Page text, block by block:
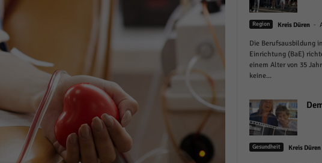
Region Kreis Düren -
Die Berufsausbildung
Einrichtung (BaE)
einem Alter von 35
keine...
Gesundheit Kreis Düren
Cookies und andere Technologien auf unserer Website. Einige von ihnen
während andere uns helfen, diese Website und Ihre Erfahrung zu
Personenbezogene Daten können verarbeitet werden (z. B. IP-Adressen), z.
personalisierte Anzeigen und Inhalte oder Anzeigen- und Inhaltsmessung.
Informationen über die Verwendung Ihrer Daten finden Sie in unserer
Sie eine Übersicht über alle verwendeten Cookies. Sie können Ihre
zu ganzen Kategorien geben oder sich weitere Informationen anzeigen
und so nur bestimmte Cookies auswählen.
akzeptieren
und weiter
Zurück